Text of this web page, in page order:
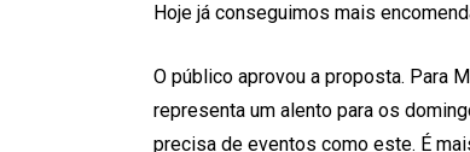
Hoje já conseguimos mais
O público aprovou a proposta. Para
representa um alento para os
precisa de eventos como este. É